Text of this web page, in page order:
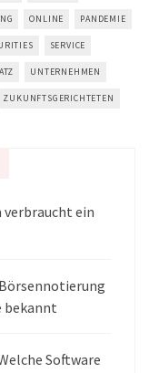
ONLINE PANDEMIE
SERVICE
UNTERNEHMEN
ZUKUNFTSGERICHTETEN
verbraucht ein
bekannt
Software